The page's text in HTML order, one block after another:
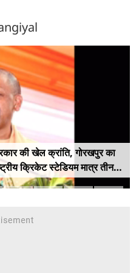
की खेल क्रांति, गोरखपुर का
क्रिकेट स्टेडियम मात्र तीन
लगभग 20% तैयार